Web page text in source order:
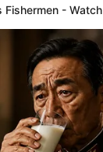
Fishermen - Watch